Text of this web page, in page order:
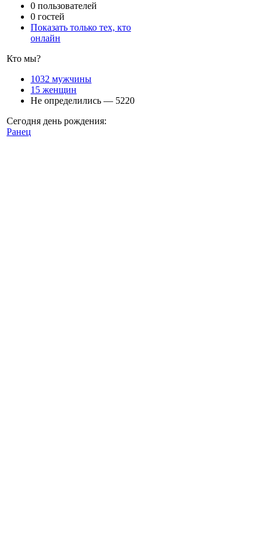
0 пользователей
0 гостей
Показать только тех, кто
онлайн
Кто мы?
1032 мужчины
15 женщин
Не определились — 5220
Сегодня день рождения:
Ранец